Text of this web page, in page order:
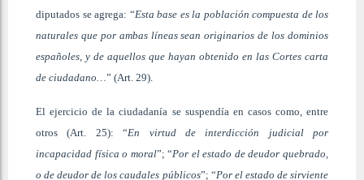
diputados se agrega: “Esta base es la población compuesta de los
naturales que por ambas líneas sean originarios de los dominios
españoles, y de aquellos que hayan obtenido en las Cortes carta
de ciudadano…” (Art. 29).
El ejercicio de la ciudadanía se suspendía en casos como, entre
otros (Art. 25): “En virtud de interdicción judicial por
incapacidad física o moral”; “Por el estado de deudor quebrado,
o de deudor de los caudales públicos”; “Por el estado de sirviente